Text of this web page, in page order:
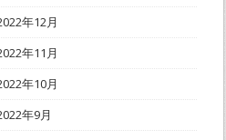
年12月
年11月
年10月
年9月